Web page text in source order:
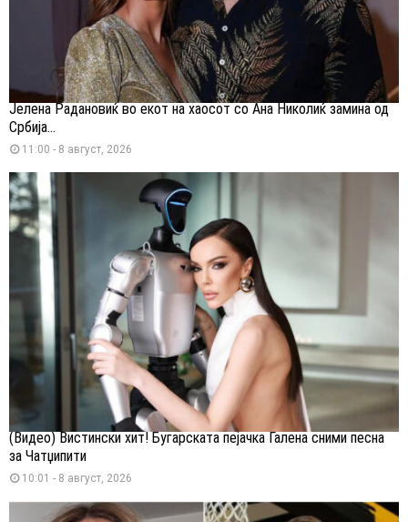
Јелена Радановиќ во екот на хаосот со Ана Николиќ замина од
Србија...
11:00 - 8 август, 2026
(Видео) Вистински хит! Бугарската пејачка Галена сними песна
за Чатџипити
10:01 - 8 август, 2026